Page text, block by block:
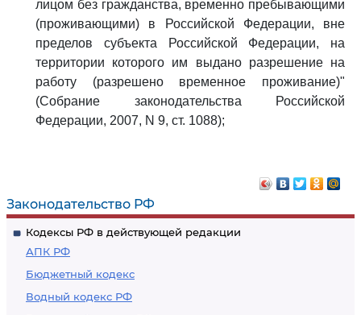
Законодательство РФ
Кодексы РФ в действующей редакции
АПК РФ
Бюджетный кодекс
Водный кодекс РФ
лицом без гражданства, временно пребывающими
(проживающими) в Российской Федерации, вне
пределов субъекта Российской Федерации, на
территории которого им выдано разрешение на
работу (разрешено временное проживание)"
(Собрание законодательства Российской
Федерации, 2007, N 9, ст. 1088);